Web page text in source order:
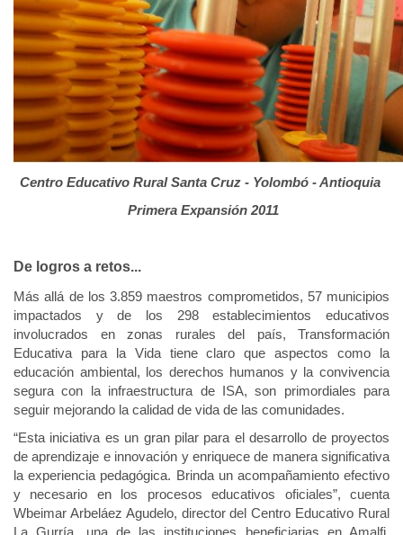
Centro Educativo Rural Santa Cruz - Yolombó - Antioquia
Primera Expansión 2011
De logros a retos...
Más allá de los 3.859 maestros comprometidos, 57 municipios
impactados y de los 298 establecimientos educativos
involucrados en zonas rurales del país, Transformación
Educativa para la Vida tiene claro que aspectos como la
educación ambiental, los derechos humanos y la convivencia
segura con la infraestructura de ISA, son primordiales para
seguir mejorando la calidad de vida de las comunidades.
“Esta iniciativa es un gran pilar para el desarrollo de proyectos
de aprendizaje e innovación y enriquece de manera significativa
la experiencia pedagógica. Brinda un acompañamiento efectivo
y necesario en los procesos educativos oficiales”, cuenta
Wbeimar Arbeláez Agudelo, director del Centro Educativo Rural
La Gurría, una de las instituciones beneficiarias en Amalfi,